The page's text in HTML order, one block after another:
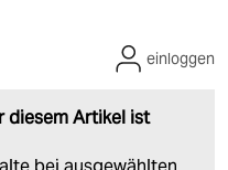
diesem Artikel ist
einloggen